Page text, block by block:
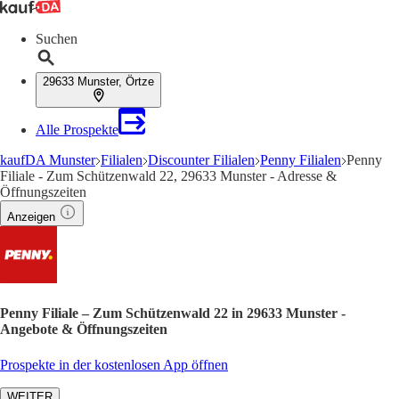
Suchen
29633 Munster, Örtze
Alle Prospekte
kaufDA Munster Filialen Discounter Filialen Penny Filialen Penny
Filiale - Zum Schützenwald 22, 29633 Munster - Adresse &
Öffnungszeiten
Anzeigen
Penny Filiale – Zum Schützenwald 22 in 29633 Munster -
Angebote & Öffnungszeiten
Prospekte in der kostenlosen App öffnen